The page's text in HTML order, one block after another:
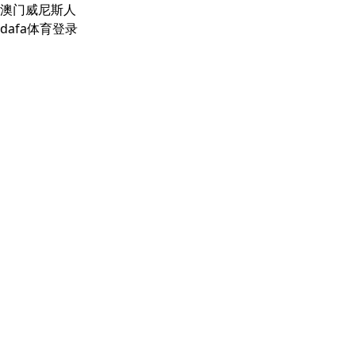
澳门威尼斯人
dafa体育登录